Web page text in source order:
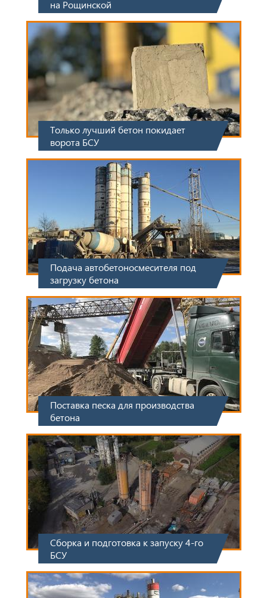
на Рощинской
Только лучший бетон покидает
ворота БСУ
Подача автобетоносмесителя под
загрузку бетона
Поставка песка для производства
бетона
Сборка и подготовка к запуску 4-го
БСУ